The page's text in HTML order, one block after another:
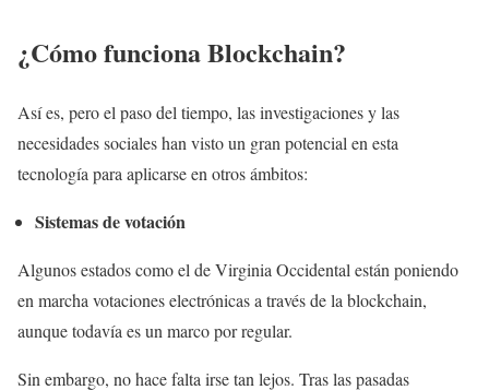
¿Cómo funciona Blockchain?
Así es, pero el paso del tiempo, las investigaciones y las
necesidades sociales han visto un gran potencial en esta
tecnología para aplicarse en otros ámbitos:
Sistemas de votación
Algunos estados como el de Virginia Occidental están poniendo
en marcha votaciones electrónicas a través de la blockchain,
aunque todavía es un marco por regular.
Sin embargo, no hace falta irse tan lejos. Tras las pasadas